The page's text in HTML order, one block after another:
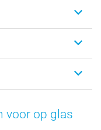
voor op glas